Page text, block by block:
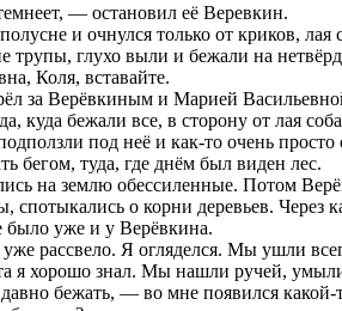
— остановил её Веревкин.
и очнулся только от криков,
трупы, глухо выли и бежали на
Коля, вставайте.
за Верёвкиным и Марией
куда бежали все, в сторону от лая
под неё и как-то очень просто
бегом, туда, где днём был виден лес.
на землю обессиленные. Потом
спотыкались о корни деревьев. Через
было уже и у Верёвкина.
рассвело. Я огляделся. Мы ушли
я хорошо знал. Мы нашли ручей,
бежать, — во мне появился какой-